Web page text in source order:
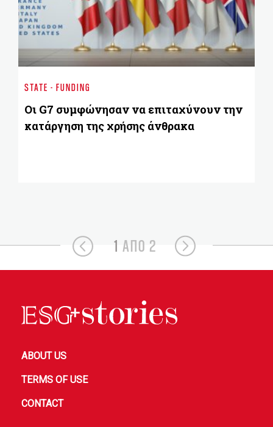
STATE - FUNDING
Οι G7 συμφώνησαν να επιταχύνουν την
κατάργηση της χρήσης άνθρακα
1 ΑΠΟ 2
ABOUT US
TERMS OF USE
CONTACT